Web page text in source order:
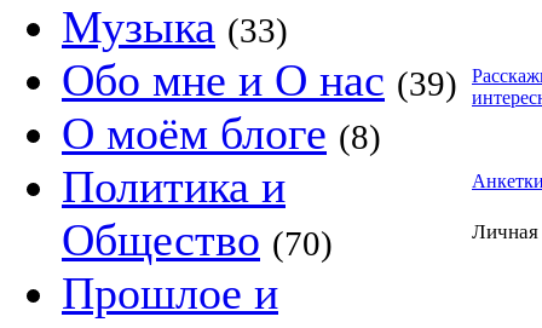
Музыка (33)
Обо мне и О нас (39)
О моём блоге (8)
Политика и
Общество (70)
Прошлое и
Личная